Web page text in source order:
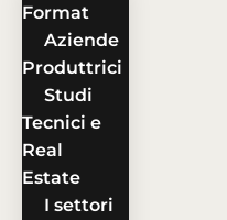
Format
Aziende
Produttrici
Studi
Tecnici e
Real
Estate
I settori